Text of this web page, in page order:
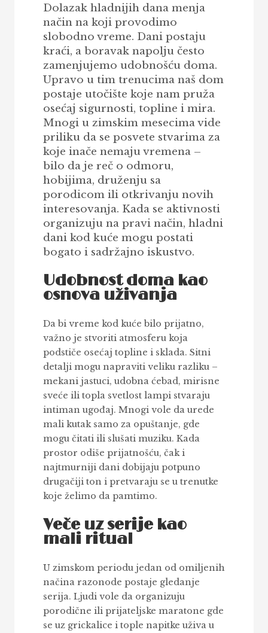
Dolazak hladnijih dana menja
način na koji provodimo
slobodno vreme. Dani postaju
kraći, a boravak napolju često
zamenjujemo udobnošću doma.
Upravo u tim trenucima naš dom
postaje utočište koje nam pruža
osećaj sigurnosti, topline i mira.
Mnogi u zimskim mesecima vide
priliku da se posvete stvarima za
koje inače nemaju vremena –
bilo da je reč o odmoru,
hobijima, druženju sa
porodicom ili otkrivanju novih
interesovanja. Kada se aktivnosti
organizuju na pravi način, hladni
dani kod kuće mogu postati
bogato i sadržajno iskustvo.
Udobnost doma kao
osnova uživanja
Da bi vreme kod kuće bilo prijatno,
važno je stvoriti atmosferu koja
podstiče osećaj topline i sklada. Sitni
detalji mogu napraviti veliku razliku –
mekani jastuci, udobna ćebad, mirisne
sveće ili topla svetlost lampi stvaraju
intiman ugođaj. Mnogi vole da urede
mali kutak samo za opuštanje, gde
mogu čitati ili slušati muziku. Kada
prostor odiše prijatnošću, čak i
najtmurniji dani dobijaju potpuno
drugačiji ton i pretvaraju se u trenutke
koje želimo da pamtimo.
Veče uz serije kao
mali ritual
U zimskom periodu jedan od omiljenih
načina razonode postaje gledanje
serija. Ljudi vole da organizuju
porodične ili prijateljske maratone gde
se uz grickalice i tople napitke uživa u